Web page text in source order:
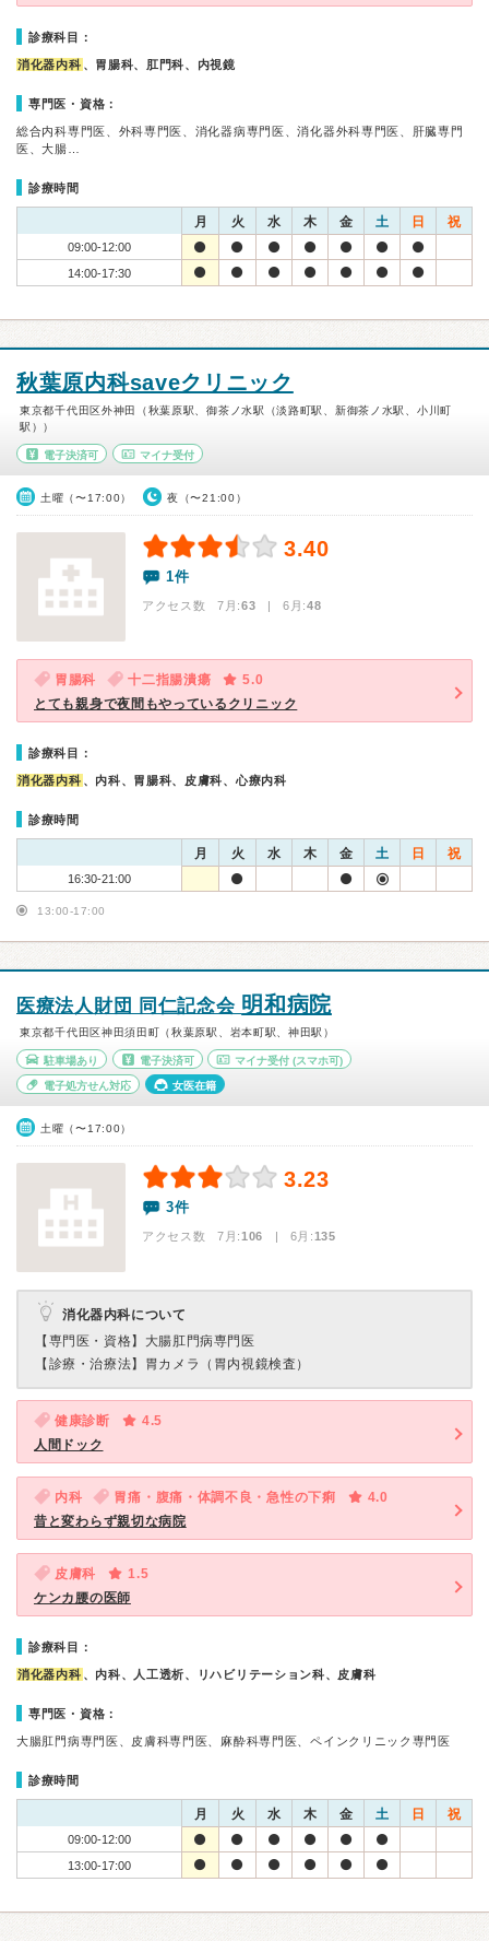
診療科目：
消化器内科 、胃腸科、肛門科、内視鏡
専門医・資格：
総合内科専門医、外科専門医、消化器病専門医、消化器外科専門医、肝臓専門
医、大腸…
診療時間
月 火 水 木 金 土 日 祝
09:00-12:00
14:00-17:30
秋葉原内科saveクリニック
東京都千代田区外神田（秋葉原駅、御茶ノ水駅（淡路町駅、新御茶ノ水駅、小川町
駅））
電子決済可 マイナ受付
土曜（〜17:00） 夜（〜21:00）
3.40
1件
アクセス数 7月:63 | 6月:48
胃腸科 十二指腸潰瘍
5.0
とても親身で夜間もやっているクリニック
診療科目：
消化器内科 、内科、胃腸科、皮膚科、心療内科
診療時間
月 火 水 木 金 土 日 祝
16:30-21:00
13:00-17:00
医療法人財団 同仁記念会 明和病院
東京都千代田区神田須田町（秋葉原駅、岩本町駅、神田駅）
駐車場あり 電子決済可 マイナ受付 (スマホ可)
電子処方せん対応 女医在籍
土曜（〜17:00）
3.23
3件
アクセス数 7月:106 | 6月:135
消化器内科について
【専門医・資格】 大腸肛門病専門医
【診療・治療法】 胃カメラ（胃内視鏡検査）
健康診断
4.5
人間ドック
内科 胃痛・腹痛・体調不良・急性の下痢
4.0
昔と変わらず親切な病院
皮膚科
1.5
ケンカ腰の医師
診療科目：
消化器内科 、内科、人工透析、リハビリテーション科、皮膚科
専門医・資格：
大腸肛門病専門医、皮膚科専門医、麻酔科専門医、ペインクリニック専門医
診療時間
月 火 水 木 金 土 日 祝
09:00-12:00
13:00-17:00